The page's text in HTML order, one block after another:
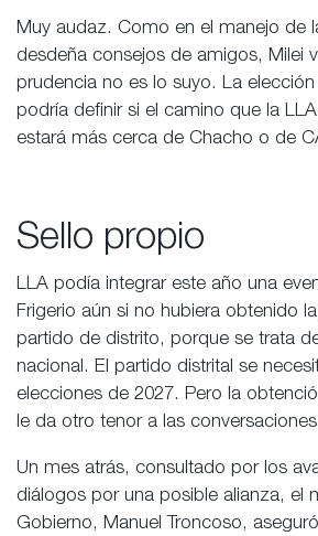
Muy audaz. Como en el manejo de
desdeña consejos de amigos, Milei
prudencia no es lo suyo. La
podría definir si el camino que la
estará más cerca de Chacho o de
Sello propio
LLA podía integrar este año una
Frigerio aún si no hubiera obtenido
partido de distrito, porque se trata
nacional. El partido distrital se
elecciones de 2027. Pero la
le da otro tenor a las
Un mes atrás, consultado por los
diálogos por una posible alianza, el
Gobierno, Manuel Troncoso,